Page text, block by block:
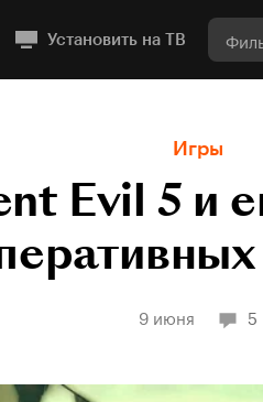
Установить на ТВ
Игры
Evil 5 и
9 июня 5